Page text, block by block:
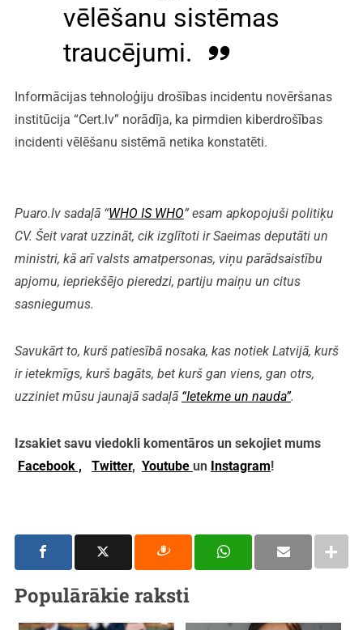
vēlēšanu sistēmas
traucējumi.
Informācijas tehnoloģiju drošības incidentu novēršanas
institūcija “Cert.lv” norādīja, ka pirmdien kiberdrošības
incidenti vēlēšanu sistēmā netika konstatēti.
Puaro.lv sadaļā “WHO IS WHO” esam apkopojuši politiķu
CV. Šeit varat uzzināt, cik izglītoti ir Saeimas deputāti un
ministri, kā arī valsts amatpersonas, viņu parādsaistību
apjomu, iepriekšējo pieredzi, partiju maiņu un citus
sasniegumus.
Savukārt to, kurš patiesībā nosaka, kas notiek Latvijā, kurš
ir ietekmīgs, kurš bagāts, bet kurš gan viens, gan otrs,
uzziniet mūsu jaunajā sadaļā “Ietekme un nauda”.
Izsakiet savu viedokli komentāros un sekojiet mums
Facebook ,
Twitter, Youtube un Instagram!
Populārākie raksti